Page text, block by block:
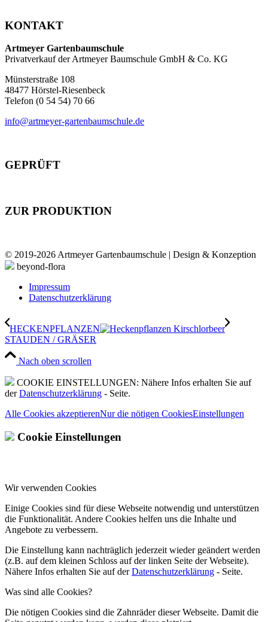
KONTAKT
Artmeyer Gartenbaumschule
Privatverkauf der Artmeyer Baumschule GmbH & Co. KG
Münsterstraße 108
48477 Hörstel-Riesenbeck
Telefon (0 54 54) 70 66
info@artmeyer-gartenbaumschule.de
GEPRÜFT
ZUR PRODUKTION
© 2019-2026 Artmeyer Gartenbaumschule | Design & Konzeption
beyond-flora
Impressum
Datenschutzerklärung
HECKENPFLANZEN
STAUDEN / GRÄSER
Nach oben scrollen
COOKIE EINSTELLUNGEN: Nähere Infos erhalten Sie auf
derDatenschutzerklärung - Seite.
Alle Cookies akzeptierenNur die nötigen CookiesEinstellungen
Cookie Einstellungen
Wir verwenden Cookies
Einige Cookies sind für diese Webseite notwendig und unterstützen
die Funktionalität. Andere Cookies helfen uns die Inhalte und
Angebote zu verbessern.
Die Einstellung kann nachträglich jederzeit wieder geändert werden
(z.B. auf dem kleinen Schloss auf der linken Seite der Webseite).
Nähere Infos erhalten Sie auf derDatenschutzerklärung - Seite.
Was sind alle Cookies?
Die nötigen Cookies sind die Zahnräder dieser Webseite. Damit die